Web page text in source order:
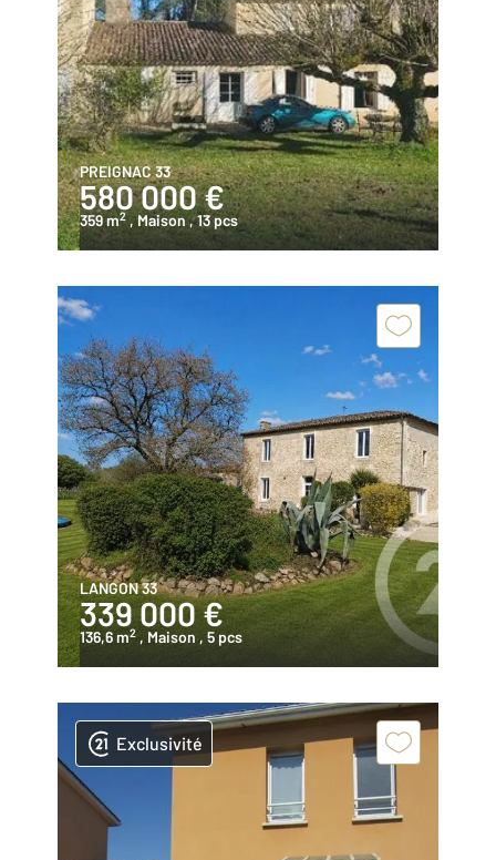
PREIGNAC 33
580 000 €
359 m2 , Maison , 13 pcs
LANGON 33
339 000 €
136,6 m2 , Maison , 5 pcs
Exclusivité